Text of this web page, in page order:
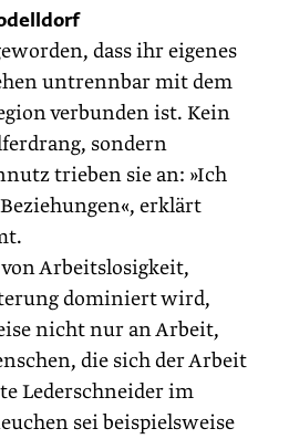
dass ihr eigenes
untrennbar mit dem
verbunden ist. Kein
sondern
trieben sie an: »Ich
erklärt
Arbeitslosigkeit,
dominiert wird,
nicht nur an Arbeit,
die sich der Arbeit
Lederschneider im
sei beispielsweise